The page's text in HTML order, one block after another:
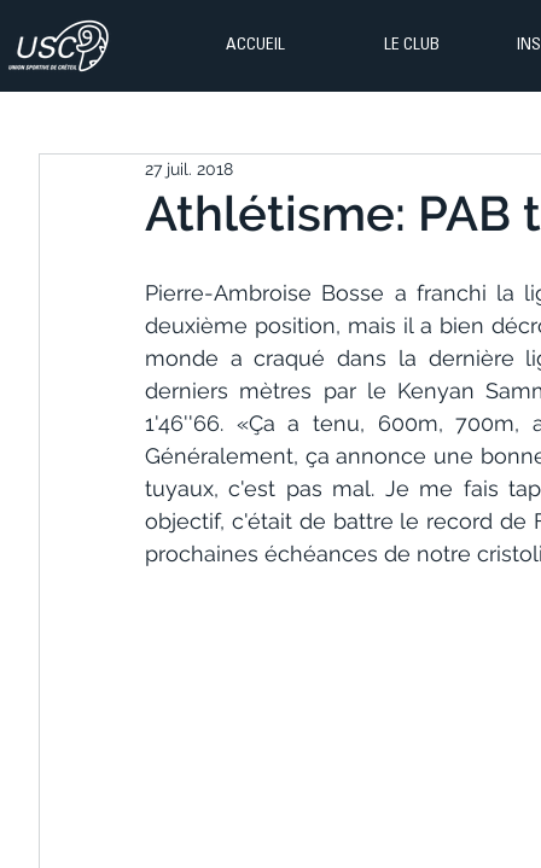
ACCUEIL LE CLUB
Athlétisme: PAB
27 juil. 2018
Pierre-Ambroise Bosse a franchi la
deuxième position, mais il a bien
monde a craqué dans la dernière
derniers mètres par le Kenyan
1'46''66. «Ça a tenu, 600m,
Généralement, ça annonce une
tuyaux, c'est pas mal. Je me fais
objectif, c'était de battre le record de
prochaines échéances de notre